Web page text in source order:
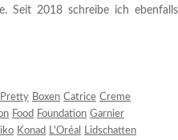
Seit 2018 schreibe ich ebenfalls
Pretty Boxen Catrice Creme
Food Foundation Garnier
Konad L'Oréal
Lidschatten